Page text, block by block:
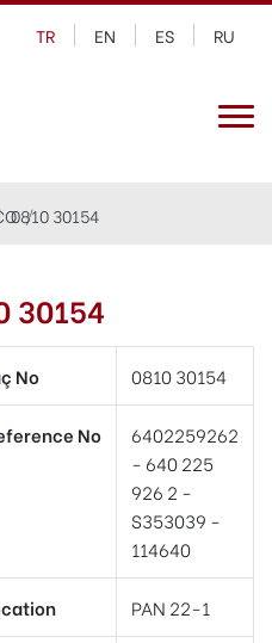
TR EN ES RU
0810 30154
30154
No 0810 30154
No
6402259262
- 640 225
926 2 -
S353039 -
114640
PAN 22-1